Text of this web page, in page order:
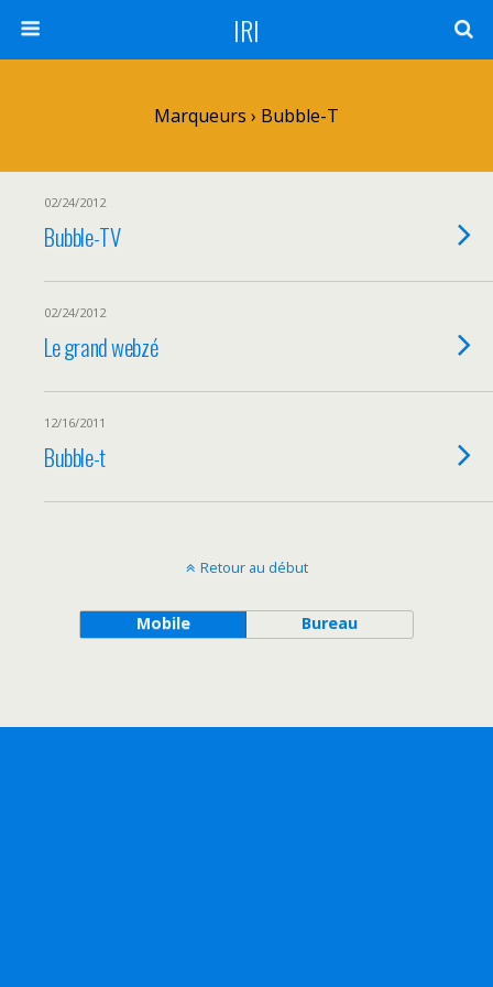
IRI
Marqueurs › Bubble-T
02/24/2012
Bubble-TV
02/24/2012
Le grand webzé
12/16/2011
Bubble-t
Retour au début
Mobile Bureau